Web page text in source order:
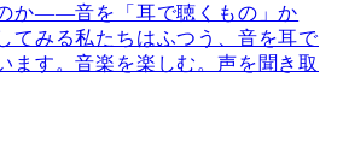
か――音を「耳で聴くもの」か
てみる私たちはふつう、音を耳で
ます。音楽を楽しむ。声を聞き取